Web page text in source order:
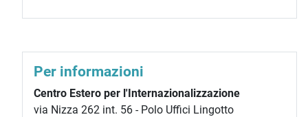
Per informazioni
Centro Estero per l'Internazionalizzazione
via Nizza 262 int. 56 - Polo Uffici Lingotto